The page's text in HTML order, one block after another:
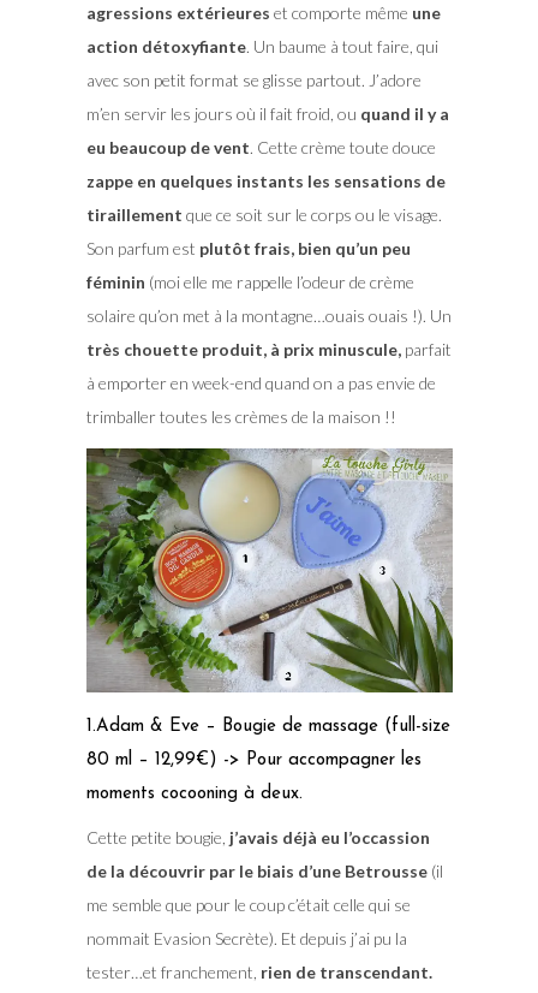
agressions extérieures et comporte même une
action détoxyfiante. Un baume à tout faire, qui
avec son petit format se glisse partout. J’adore
m’en servir les jours où il fait froid, ou quand il y a
eu beaucoup de vent. Cette crème toute douce
zappe en quelques instants les sensations de
tiraillement que ce soit sur le corps ou le visage.
Son parfum est plutôt frais, bien qu’un peu
féminin (moi elle me rappelle l’odeur de crème
solaire qu’on met à la montagne…ouais ouais !). Un
très chouette produit, à prix minuscule,parfait
à emporter en week-end quand on a pas envie de
trimballer toutes les crèmes de la maison !!
1.Adam & Eve – Bougie de massage (full-size
80 ml – 12,99€) -> Pour accompagner les
moments cocooning à deux.
Cette petite bougie, j’avais déjà eu l’occassion
de la découvrir par le biais d’une Betrousse(il
me semble que pour le coup c’était celle qui se
nommait Evasion Secrète). Et depuis j’ai pu la
tester…et franchement, rien de transcendant.